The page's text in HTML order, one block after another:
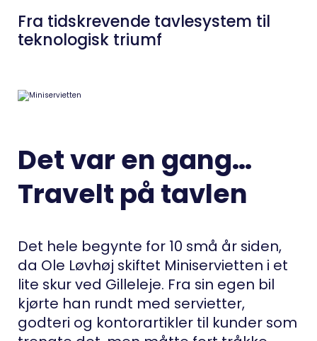
Fra tidskrevende tavlesystem til
teknologisk triumf
Det var en gang…
Travelt på tavlen
Det hele begynte for 10 små år siden,
da Ole Løvhøj skiftet Miniservietten i et
lite skur ved Gilleleje. Fra sin egen bil
kjørte han rundt med servietter,
godteri og kontorartikler til kunder som